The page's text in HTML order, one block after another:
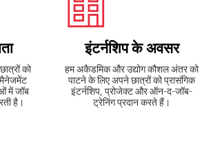
को
मैनेजमेंट
में जॉब
है।
इंटर्नशिप के अवसर
हम अकैडमिक और उद्योग कौशल अंतर को
पाटने के लिए अपने छात्रों को प्रासंगिक
इंटर्नशिप, प्रोजेक्ट और ऑन-द-जॉब-
ट्रेनिंग प्रदान करते हैं।